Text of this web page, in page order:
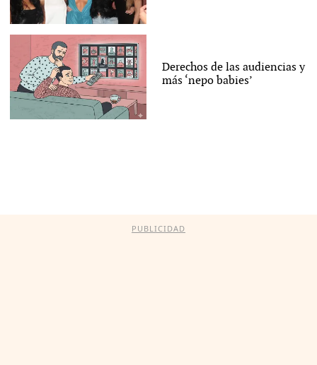
Derechos de las audiencias y
más ‘nepo babies’
PUBLICIDAD